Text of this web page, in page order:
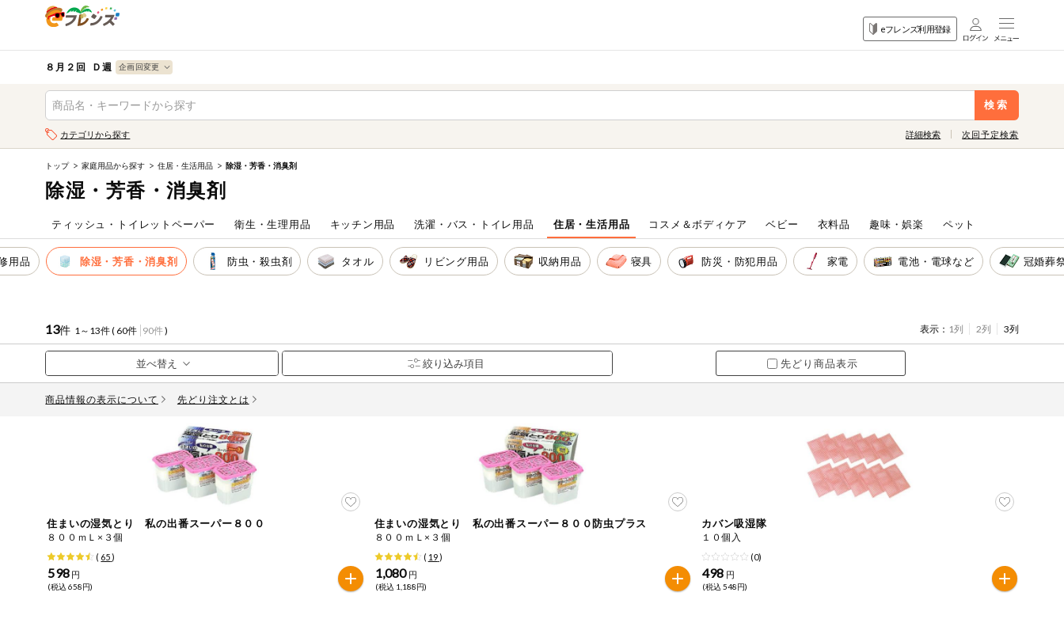
eフレンズ利用登録
ログイン
生協加入はこちら
登録から開始まで
注文番号注文
お気に入り注文
注文履歴注文
人気カテゴリ
食品から探す
８月２回 Ｄ週
検索
果物
肉・ハム・ソ
ーセージ
魚介・加工品
米・雑穀など
パン・ジャム
豆腐・納豆・
こんにゃく
など
麺類
果物すべて
カテゴリから探す 詳細検索
検索条件を指定してください。全項目に条件を指定しなくても検索できます。
キーワード
キーワードをすべて含む
いずれかのキーワードを含む
メーカー名
カテゴリ
特定原材料と特定原材料に準ずるものが含まれていない商品を検索できます。
特定原材料
小麦 落花生 えび
次回予定検索
トップ 家庭用品から探す 住居・生活用品 除湿・芳香・消臭剤
除湿・芳香・消臭剤
ティッシュ・トイレットペーパー 衛生・生理用品 キッチン用品 洗濯・バス・トイレ用品 住居・生活用品 コスメ＆ボディケア ベビー 衣料品 趣味・娯楽 ペット
用品 除湿・芳香・消臭剤 防虫・殺虫剤 タオル リビング用品 収納用品 寝具 防災・防犯用品 家電 電池・電球など 冠婚葬
13件 1～13件 ( 60件 90件) 表示： 1列 2列 3列
先どり商品表示
商品情報の表示について 先どり注文とは
住まいの湿気とり 私の出番スーパー８００
８００ｍＬ×３個
( 65)
598 円
(税込 658円)
住まいの湿気とり 私の出番スーパー８００防虫プラス
８００ｍＬ×３個
( 19)
1,080 円
(税込 1,188円)
カバン吸湿隊
１０個入
(0)
498 円
(税込 548円)